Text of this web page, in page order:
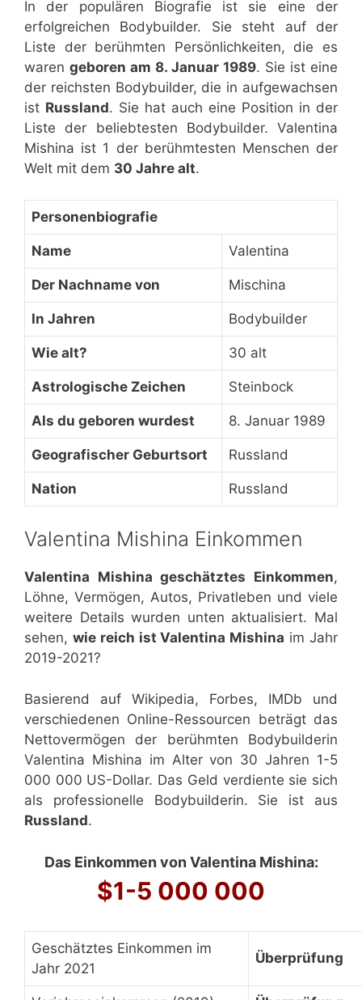
In der populären Biografie ist sie eine der
erfolgreichen Bodybuilder. Sie steht auf der
Liste der berühmten Persönlichkeiten, die es
waren geboren am 8. Januar 1989. Sie ist eine
der reichsten Bodybuilder, die in aufgewachsen
ist Russland. Sie hat auch eine Position in der
Liste der beliebtesten Bodybuilder. Valentina
Mishina ist 1 der berühmtesten Menschen der
Welt mit dem 30 Jahre alt.
Personenbiografie
Name Valentina
Der Nachname von Mischina
In Jahren Bodybuilder
Wie alt? 30 alt
Astrologische Zeichen Steinbock
Als du geboren wurdest 8. Januar 1989
Geografischer Geburtsort Russland
Nation Russland
Valentina Mishina Einkommen
Valentina Mishina geschätztes Einkommen,
Löhne, Vermögen, Autos, Privatleben und viele
weitere Details wurden unten aktualisiert. Mal
sehen, wie reich ist Valentina Mishina im Jahr
2019-2021?
Basierend auf Wikipedia, Forbes, IMDb und
verschiedenen Online-Ressourcen beträgt das
Nettovermögen der berühmten Bodybuilderin
Valentina Mishina im Alter von 30 Jahren 1-5
000 000 US-Dollar. Das Geld verdiente sie sich
als professionelle Bodybuilderin. Sie ist aus
Russland.
Das Einkommen von Valentina Mishina:
$1-5 000 000
Geschätztes Einkommen im
Jahr 2021
Überprüfung